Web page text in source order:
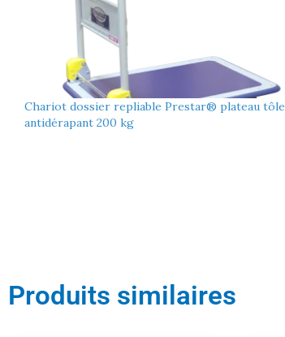
Chariot dossier repliable Prestar® plateau tôle
antidérapant 200 kg
Produits similaires